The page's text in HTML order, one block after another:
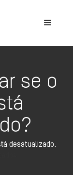
se o
desatualizado.